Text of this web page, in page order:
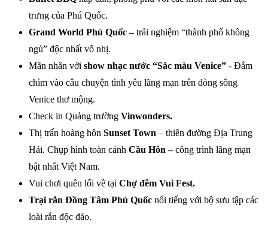
trưng của Phú Quốc.
Grand World Phú Quốc –trải nghiệm “thành phố không
ngủ” độc nhất vô nhị.
Mãn nhãn với show nhạc nước “Sắc màu Venice” - Đắm
chìm vào câu chuyện tình yêu lãng mạn trên dòng sông
Venice thơ mộng.
Check in Quảng trường Vinwonders.
Thị trấn hoàng hôn Sunset Town – thiên đường Địa Trung
Hải. Chụp hình toàn cảnh Cầu Hôn –công trình lãng mạn
bật nhất Việt Nam.
Vui chơi quên lối về tại Chợ đêm Vui Fest.
Trại rắn Đồng Tâm Phú Quốc nổi tiếng với bộ sưu tập các
loài rắn độc đáo.